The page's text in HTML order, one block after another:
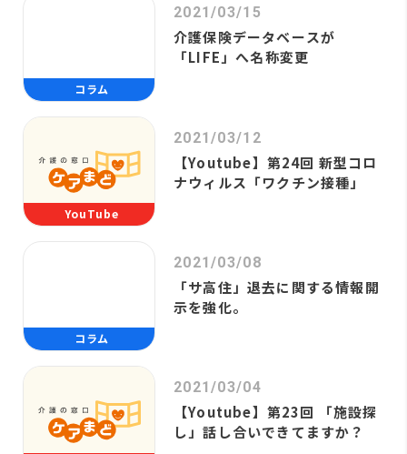
コラム
2021/03/15
介護保険データベースが
「LIFE」へ名称変更
YouTube
2021/03/12
【Youtube】第24回 新型コロ
ナウィルス「ワクチン接種」
コラム
2021/03/08
「サ高住」退去に関する情報開
示を強化。
2021/03/04
【Youtube】第23回 「施設探
し」話し合いできてますか？